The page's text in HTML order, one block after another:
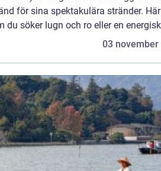
för sina spektakulära stränder. Här
söker lugn och ro eller en
03 november